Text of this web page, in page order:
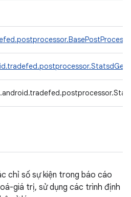
chỉ số sự kiện trong báo cáo
giá trị, sử dụng các trình định